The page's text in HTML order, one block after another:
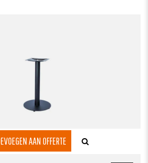
AAN OFFERTE